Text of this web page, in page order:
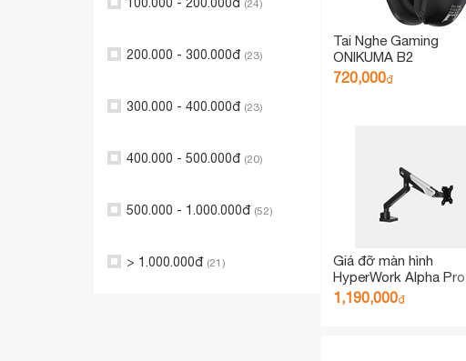
Giá
Tai Nghe Gaming
ONIKUMA B2
720,000₫
Giá đỡ màn hình
HyperWork Alpha Pro
HPW-GMA02-BLK Đen
1,190,000₫